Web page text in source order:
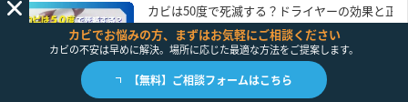
カビは50度で死滅する？ドライヤーの効果と正
カビでお悩みの方、まずはお気軽にご相談ください
カビの不安は早めに解決。場所に応じた最適な方法をご提案します。
【無料】ご相談フォームはこちら